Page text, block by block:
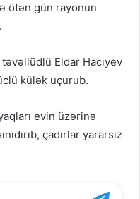
ötən gün rayonun
Eldar Hacıyev
külək uçurub.
evin üzərinə
çadırlar yararsız